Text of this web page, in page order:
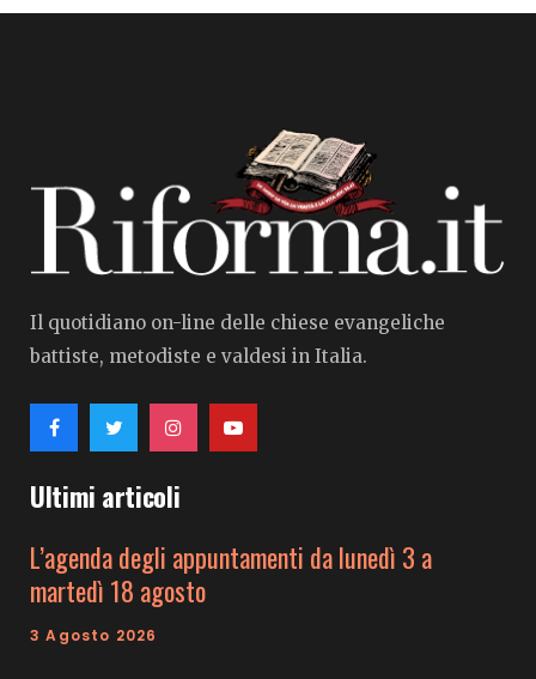
Il quotidiano on-line delle chiese evangeliche
battiste, metodiste e valdesi in Italia.
Ultimi articoli
L’agenda degli appuntamenti da lunedì 3 a
martedì 18 agosto
3 Agosto 2026